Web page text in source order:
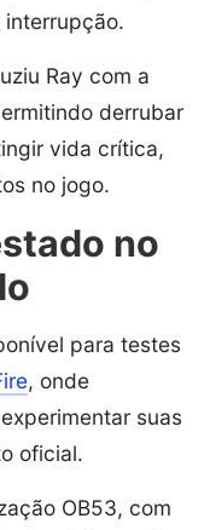
interrupção.
Ray com a
derrubar
vida crítica,
no jogo.
no
para testes
, onde
suas
oficial.
OB53, com